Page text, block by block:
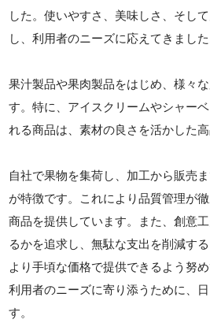
した。使いやすさ、美味しさ、そし
し、利用者のニーズに応えてきました
果汁製品や果肉製品をはじめ、様々
す。特に、アイスクリームやシャー
れる商品は、素材の良さを活かした
自社で果物を集荷し、加工から販売
が特徴です。これにより品質管理が
商品を提供しています。また、創意
るかを追求し、無駄な支出を削減す
より手頃な価格で提供できるよう努
利用者のニーズに寄り添うために、
す。